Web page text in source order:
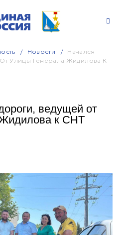
Новости
Начался
Улицы Генерала Жидилова К
ведущей от
к СНТ